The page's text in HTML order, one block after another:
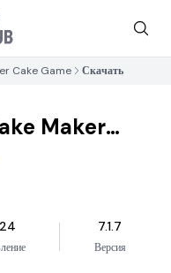
Cake Game Скачать
Maker
7.1.7
Версия